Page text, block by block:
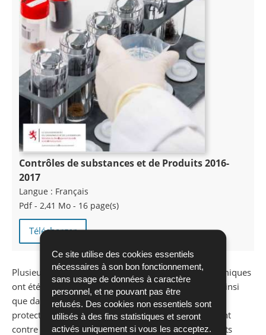
Ce site utilise des cookies essentiels
nécessaires à son bon fonctionnement,
sans usage de données à caractère
personnel, et ne pouvant pas être
refusés. Des cookies non essentiels sont
utilisés à des fins statistiques et seront
activés uniquement si vous les acceptez.
Contrôles de substances et de Produits 2016-
2017
Langue : Français
Pdf - 2,41 Mo - 16 page(s)
Télécharger
Plusieurs législations concernant les substances chimiques
ont été adoptées au niveau de l’Union européenne ainsi
que dans ses pays membres en vue de renforcer la
protection de la santé humaine et de l’environnement
contre les risques que peuvent engendrer les produits